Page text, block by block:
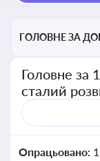
ГОЛОВНЕ ЗА
Головне за
сталий
Опрацьовано: